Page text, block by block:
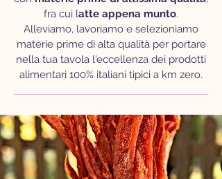
fra cui latte appena munto.
Alleviamo, lavoriamo e selezioniamo
materie prime di alta qualità per portare
nella tua tavola l'eccellenza dei prodotti
alimentari 100% italiani tipici a km zero.